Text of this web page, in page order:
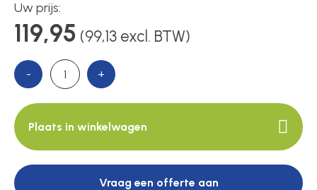
Uw prijs:
119,95 (99,13 excl. BTW)
- +
Plaats in winkelwagen
Vraag een offerte aan